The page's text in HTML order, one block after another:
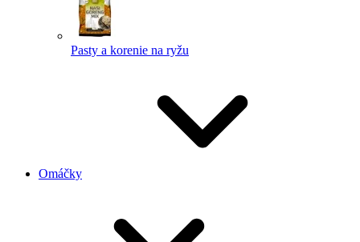
Pasty a korenie na ryžu
Omáčky